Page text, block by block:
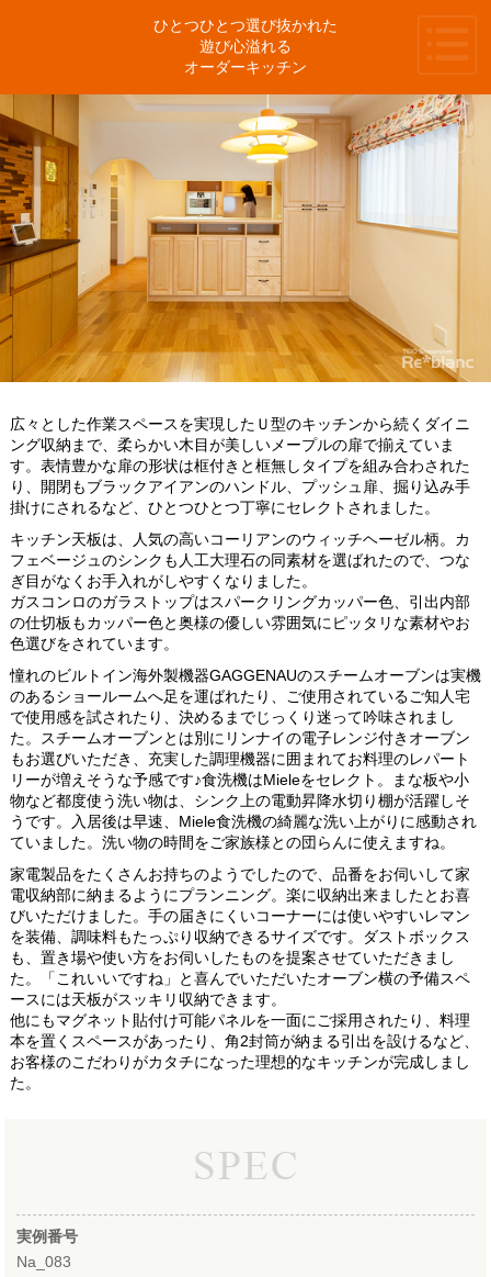
ひとつひとつ選び抜かれた
遊び心溢れる
オーダーキッチン
広々とした作業スペースを実現したＵ型のキッチンから続くダイニ
ング収納まで、柔らかい木目が美しいメープルの扉で揃えていま
す。表情豊かな扉の形状は框付きと框無しタイプを組み合わされた
り、開閉もブラックアイアンのハンドル、プッシュ扉、掘り込み手
掛けにされるなど、ひとつひとつ丁寧にセレクトされました。
キッチン天板は、人気の高いコーリアンのウィッチヘーゼル柄。カ
フェベージュのシンクも人工大理石の同素材を選ばれたので、つな
ぎ目がなくお手入れがしやすくなりました。
ガスコンロのガラストップはスパークリングカッパー色、引出内部
の仕切板もカッパー色と奥様の優しい雰囲気にピッタリな素材やお
色選びをされています。
憧れのビルトイン海外製機器GAGGENAUのスチームオーブンは実機
のあるショールームへ足を運ばれたり、ご使用されているご知人宅
で使用感を試されたり、決めるまでじっくり迷って吟味されまし
た。スチームオーブンとは別にリンナイの電子レンジ付きオーブン
もお選びいただき、充実した調理機器に囲まれてお料理のレパート
リーが増えそうな予感です♪食洗機はMieleをセレクト。まな板や小
物など都度使う洗い物は、シンク上の電動昇降水切り棚が活躍しそ
うです。入居後は早速、Miele食洗機の綺麗な洗い上がりに感動され
ていました。洗い物の時間をご家族様との団らんに使えますね。
家電製品をたくさんお持ちのようでしたので、品番をお伺いして家
電収納部に納まるようにプランニング。楽に収納出来ましたとお喜
びいただけました。手の届きにくいコーナーには使いやすいレマン
を装備、調味料もたっぷり収納できるサイズです。ダストボックス
も、置き場や使い方をお伺いしたものを提案させていただきまし
た。「これいいですね」と喜んでいただいたオーブン横の予備スペ
ースには天板がスッキリ収納できます。
他にもマグネット貼付け可能パネルを一面にご採用されたり、料理
本を置くスペースがあったり、角2封筒が納まる引出を設けるなど、
お客様のこだわりがカタチになった理想的なキッチンが完成しまし
た。
実例番号
Na_083